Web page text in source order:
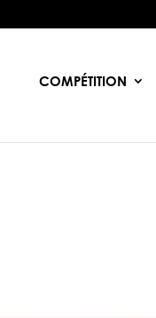
COMPÉTITION